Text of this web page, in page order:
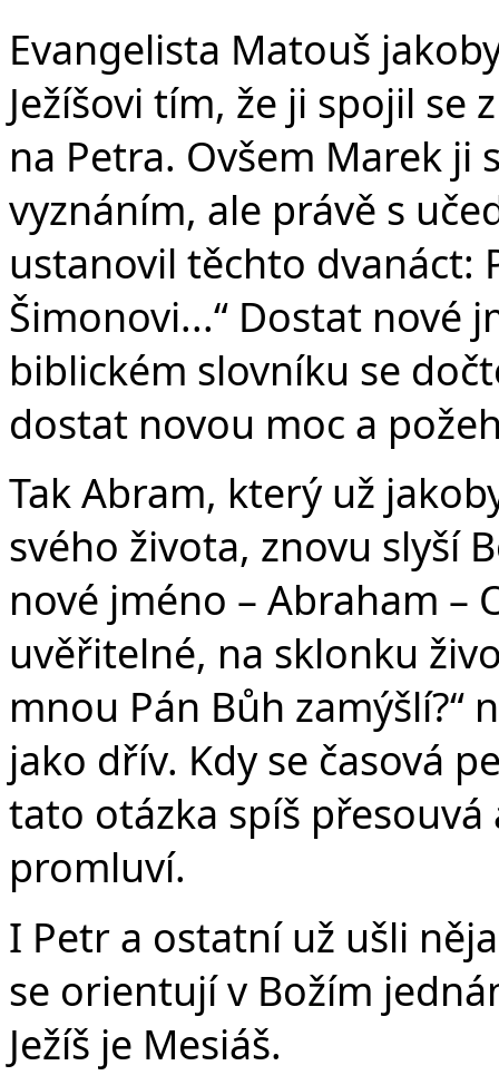
Evangelista Matouš
Ježíšovi tím, že ji spojil
na Petra. Ovšem Marek ji
vyznáním, ale právě s
ustanovil těchto dvanáct:
Šimonovi...“ Dostat nové
biblickém slovníku se
dostat novou moc a
Tak Abram, který už
svého života, znovu slyší
nové jméno – Abraham –
uvěřitelné, na sklonku
mnou Pán Bůh zamýšlí?“
jako dřív. Kdy se časová
tato otázka spíš
promluví.
I Petr a ostatní už ušli
se orientují v Božím
Ježíš je Mesiáš.